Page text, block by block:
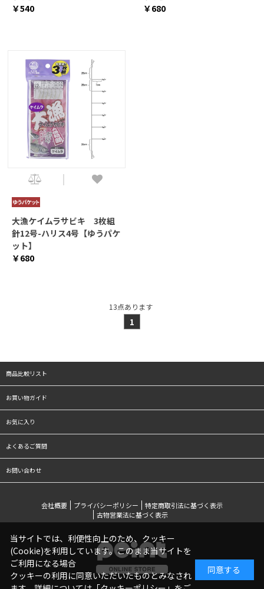
￥540
￥680
大漁ケイムラサビキ 3枚組
針12号-ハリス4号【ゆうパケ
ット】
￥680
13点あります
1
商品比較リスト
お買い物ガイド
お気に入り
よくあるご質問
お問い合わせ
会社概要 プライバシーポリシー
特定商取引法に基づく表示
古物営業法に基づく表示
当サイトでは、利便性向上のため、クッキー
(Cookie)を利用しています。このまま当サイトを
ご利用になる場合
クッキーの利用に同意いただいたものとみなされ
同意する